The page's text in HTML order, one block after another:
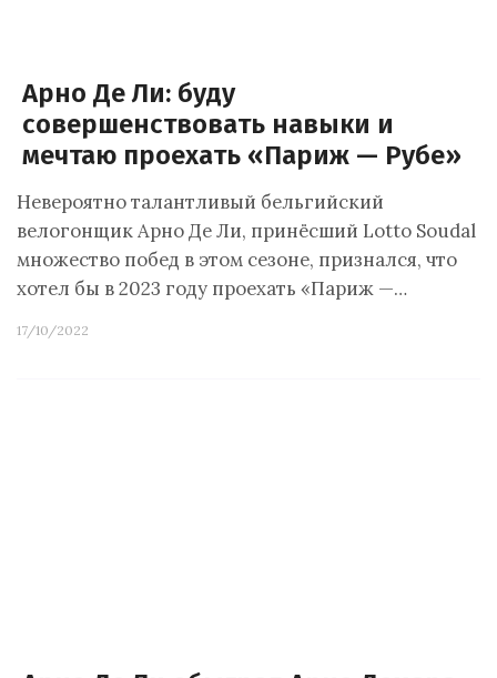
Арно Де Ли: буду
совершенствовать навыки и
мечтаю проехать «Париж — Рубе»
Невероятно талантливый бельгийский
велогонщик Арно Де Ли, принёсший Lotto Soudal
множество побед в этом сезоне, признался, что
хотел бы в 2023 году проехать «Париж —…
17/10/2022